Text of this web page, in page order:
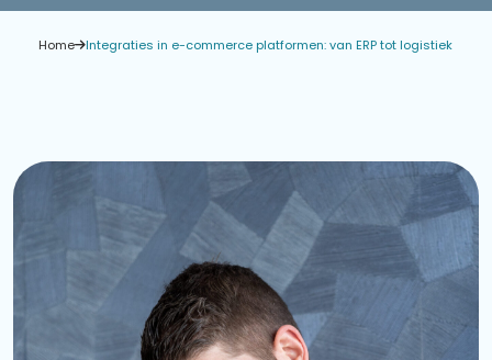
Home Integraties in e-commerce platformen: van ERP tot logistiek